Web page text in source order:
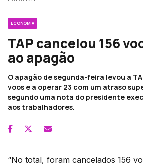
ECONOMIA
TAP cancelou 156
ao apagão
O apagão de segunda-feira levou a
voos e a operar 23 com um atraso
segundo uma nota do presidente
aos trabalhadores.
“No total, foram cancelados 156